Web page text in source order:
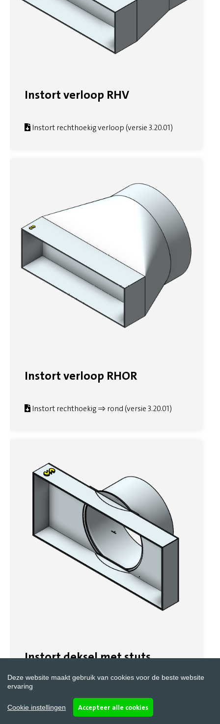
Instort verloop RHV
Instort rechthoekig verloop (versie 3.20.01)
Instort verloop RHOR
Instort rechthoekig => rond (versie 3.20.01)
Instort deksel met stuts
Instort rechthoekig deksel met ronde stuts
(versie 3.20.01)
Deze website maakt gebruik van cookies voor de beste website
ervaring
Cookie instellingen Accepteer alle cookies